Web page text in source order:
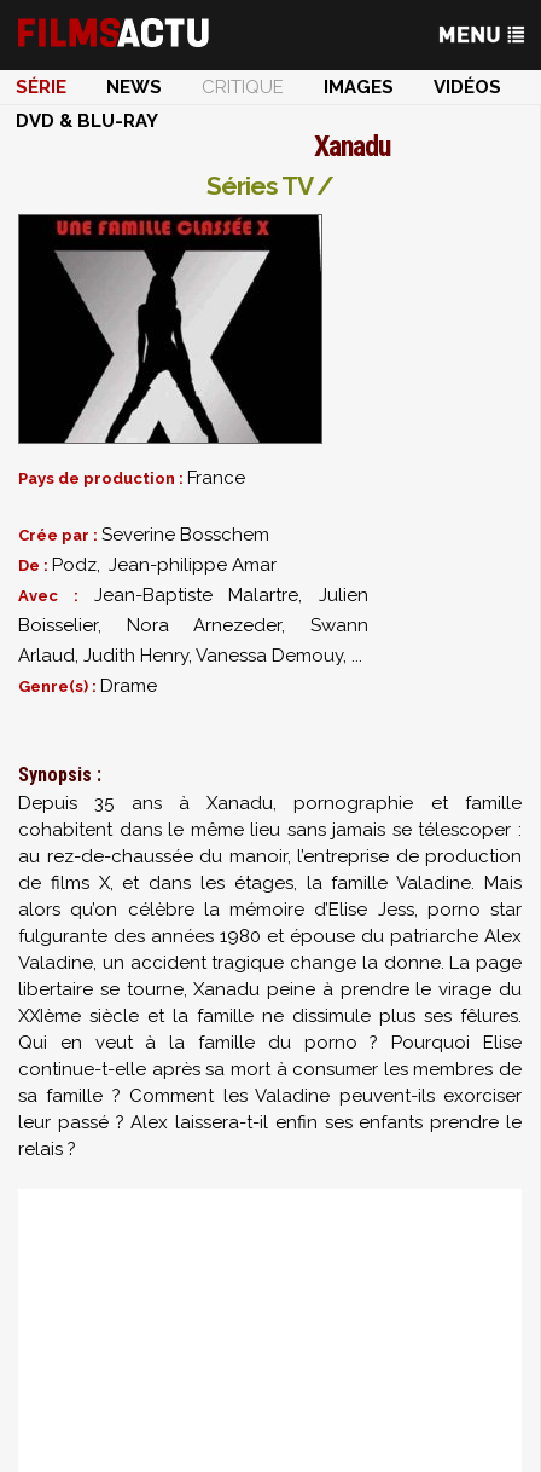
SÉRIE NEWS CRITIQUE IMAGES
VIDÉOS
DVD & BLU-RAY
Xanadu
Séries TV /
Pays de production : France
Crée par : Severine Bosschem
De : Podz, Jean-philippe Amar
Avec : Jean-Baptiste Malartre, Julien
Boisselier, Nora Arnezeder,Swann
Arlaud, Judith Henry, Vanessa Demouy, ...
Genre(s) : Drame
Synopsis :
Depuis 35 ans à Xanadu, pornographie et famille
cohabitent dans le même lieu sans jamais se télescoper :
au rez-de-chaussée du manoir, l’entreprise de production
de films X, et dans les étages, la famille Valadine. Mais
alors qu’on célèbre la mémoire d’Elise Jess, porno star
fulgurante des années 1980 et épouse du patriarche Alex
Valadine, un accident tragique change la donne. La page
libertaire se tourne, Xanadu peine à prendre le virage du
XXIème siècle et la famille ne dissimule plus ses fêlures.
Qui en veut à la famille du porno ? Pourquoi Elise
continue-t-elle après sa mort à consumer les membres de
sa famille ? Comment les Valadine peuvent-ils exorciser
leur passé ? Alex laissera-t-il enfin ses enfants prendre le
relais ?